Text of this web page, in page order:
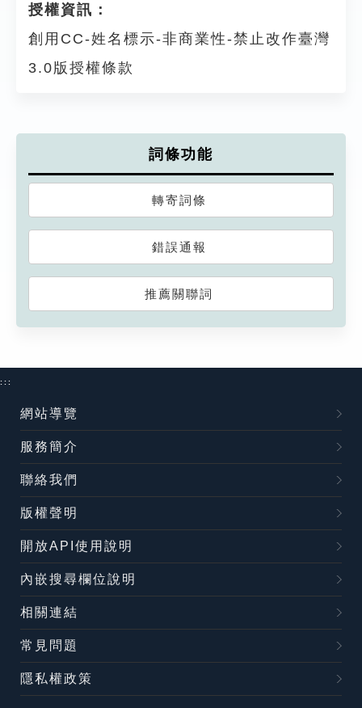
授權資訊：
創用CC-姓名標示-非商業性-禁止改作臺灣
3.0版授權條款
詞條功能
轉寄詞條
錯誤通報
推薦關聯詞
:::
網站導覽
服務簡介
聯絡我們
版權聲明
開放API使用說明
內嵌搜尋欄位說明
相關連結
常見問題
隱私權政策